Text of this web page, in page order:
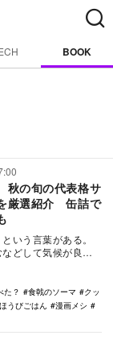
BOOK
秋の旬の代表格サ
厳選紹介 缶詰で
いう言葉がある。
どして気候が良い
えてしまうという
た？ 食戟のソーマ
クッ
うびごはん
漫画メシ